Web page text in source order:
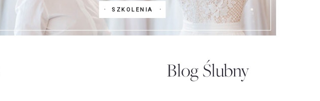
SZKOLENIA
Blog Ślubny